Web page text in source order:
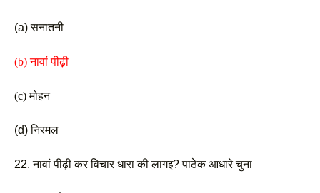
(a) सनातनी
(b) नावां पीढ़ी
(c) मोहन
(d) निरमल
22. नावां पीढ़ी कर विचार धारा की लागइ? पाठेक आधारे चुना